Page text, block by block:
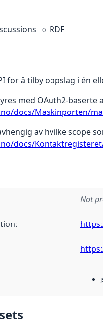
0 RDF
for å tilby oppslag i én
med OAuth2-
docs/Maskinporten/
av hvilke scope
docs/
Not
: